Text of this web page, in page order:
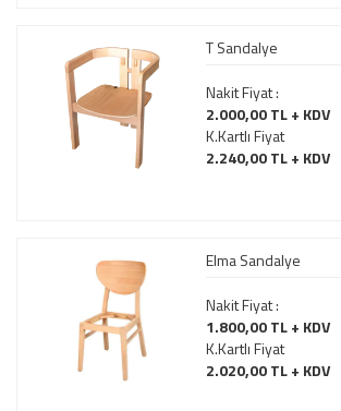
T Sandalye
Nakit Fiyat :
2.000,00 TL + KDV
K.Kartlı Fiyat
2.240,00 TL + KDV
Elma Sandalye
Nakit Fiyat :
1.800,00 TL + KDV
K.Kartlı Fiyat
2.020,00 TL + KDV